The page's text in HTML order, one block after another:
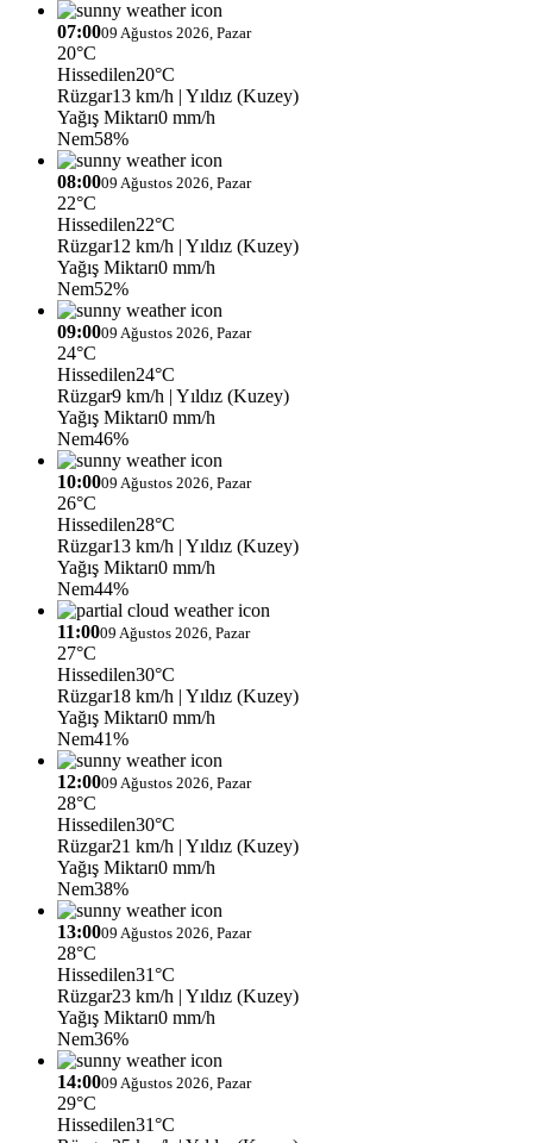
07:0009 Ağustos 2026, Pazar
20°C
Hissedilen20°C
Rüzgar13 km/h | Yıldız (Kuzey)
Yağış Miktarı0 mm/h
Nem58%
08:0009 Ağustos 2026, Pazar
22°C
Hissedilen22°C
Rüzgar12 km/h | Yıldız (Kuzey)
Yağış Miktarı0 mm/h
Nem52%
09:0009 Ağustos 2026, Pazar
24°C
Hissedilen24°C
Rüzgar9 km/h | Yıldız (Kuzey)
Yağış Miktarı0 mm/h
Nem46%
10:0009 Ağustos 2026, Pazar
26°C
Hissedilen28°C
Rüzgar13 km/h | Yıldız (Kuzey)
Yağış Miktarı0 mm/h
Nem44%
11:0009 Ağustos 2026, Pazar
27°C
Hissedilen30°C
Rüzgar18 km/h | Yıldız (Kuzey)
Yağış Miktarı0 mm/h
Nem41%
12:0009 Ağustos 2026, Pazar
28°C
Hissedilen30°C
Rüzgar21 km/h | Yıldız (Kuzey)
Yağış Miktarı0 mm/h
Nem38%
13:0009 Ağustos 2026, Pazar
28°C
Hissedilen31°C
Rüzgar23 km/h | Yıldız (Kuzey)
Yağış Miktarı0 mm/h
Nem36%
14:0009 Ağustos 2026, Pazar
29°C
Hissedilen31°C